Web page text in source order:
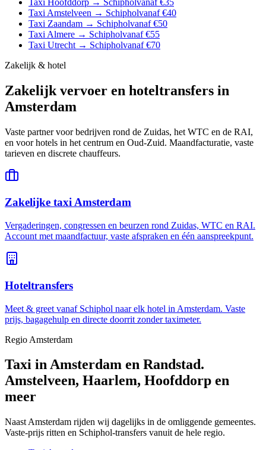
Taxi Amstelveen → Schipholvanaf €40
Taxi Zaandam → Schipholvanaf €50
Taxi Almere → Schipholvanaf €55
Taxi Utrecht → Schipholvanaf €70
Zakelijk & hotel
Zakelijk vervoer en hoteltransfers in
Amsterdam
Vaste partner voor bedrijven rond de Zuidas, het WTC en de RAI,
en voor hotels in het centrum en Oud-Zuid. Maandfacturatie, vaste
tarieven en discrete chauffeurs.
Zakelijke taxi Amsterdam
Vergaderingen, congressen en beurzen rond Zuidas, WTC en RAI.
Account met maandfactuur, vaste afspraken en één aanspreekpunt.
Hoteltransfers
Meet & greet vanaf Schiphol naar elk hotel in Amsterdam. Vaste
prijs, bagagehulp en directe doorrit zonder taximeter.
Regio Amsterdam
Taxi in Amsterdam en Randstad.
Amstelveen, Haarlem, Hoofddorp en
meer
Naast Amsterdam rijden wij dagelijks in de omliggende gemeentes.
Vaste-prijs ritten en Schiphol-transfers vanuit de hele regio.